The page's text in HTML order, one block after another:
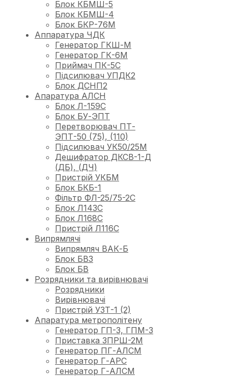
Блок КБМШ-5
Блок КБМШ-4
Блок БКР-76М
Аппаратура ЧДК
Генератор ГКШ-М
Генератор ГК-6М
Приймач ПК-5С
Підсилювач УПДК2
Блок ДСНП2
Апаратура АЛСН
Блок Л-159С
Блок БУ-ЭПТ
Перетворювач ПТ-
ЭПТ-50 (75), (110)
Підсилювач УК50/25М
Дешифратор ДКСВ-1-Д
(ДБ), (ДЧ)
Пристрій УКБМ
Блок БКБ-1
Фільтр ФЛ-25/75-2С
Блок Л143С
Блок Л168С
Пристрій Л116С
Випрямлячі
Випрямляч ВАК-Б
Блок БВЗ
Блок БВ
Розрядники та вирівнювачі
Розрядники
Вирівнювачі
Пристрій УЗТ-1 (2)
Апаратура метрополітену
Генератор ГП-3, ГПМ-3
Приставка ЗПРШ-2М
Генератор ПГ-АЛСМ
Генератор Г-АРС
Генератор Г-АЛСМ